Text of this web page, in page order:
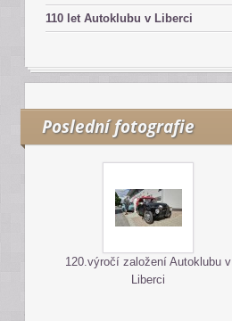
110 let Autoklubu v Liberci
Poslední fotografie
120.výročí založení Autoklubu v
Liberci